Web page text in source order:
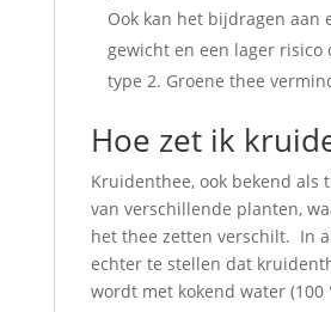
Ook kan het bijdragen aan
gewicht en een lager risico
type 2. Groene thee
Hoe zet ik
Kruidenthee, ook bekend als
van verschillende planten,
het thee zetten verschilt. In
echter te stellen dat
wordt met kokend water (100